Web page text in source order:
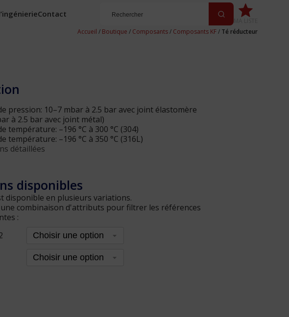
Contact
Accueil / Boutique / Composants/ Composants KF/ Té réducteur
pression: 10–7 mbar à 2.5 bar avec joint élastomère
à 2.5 bar avec joint métal)
température: –196 °C à 300 °C (304)
température: –196 °C à 350 °C (316L)
détaillées
disponibles
disponible en plusieurs variations.
une combinaison d'attributs pour filtrer les références
: